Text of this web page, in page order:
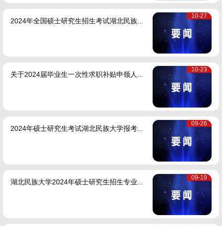
2024年全国硕士研究生招生考试湖北民族...
10-27
关于2024届毕业生一次性求职补贴申领人...
10-23
2024年硕士研究生考试湖北民族大学报考...
09-26
湖北民族大学2024年硕士研究生招生专业...
09-19